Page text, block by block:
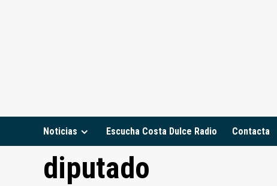
Noticias Escucha Costa Dulce Radio Contacta
diputado